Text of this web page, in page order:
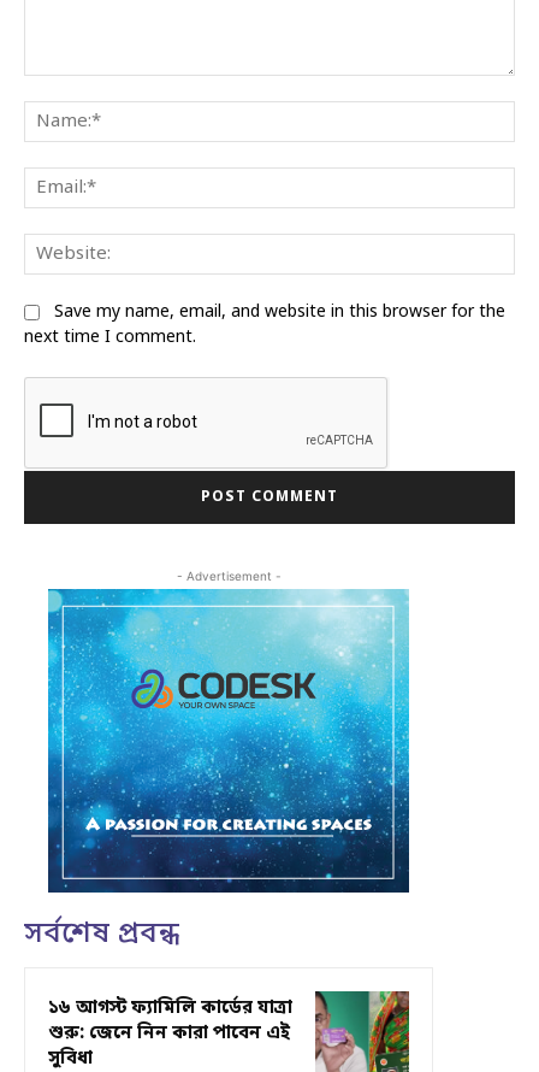
Save my name, email, and website in this browser for the
next time I comment.
- Advertisement -
সর্বশেষ প্রবন্ধ
১৬ আগস্ট ফ্যামিলি কার্ডের যাত্রা
শুরু: জেনে নিন কারা পাবেন এই
সুবিধা